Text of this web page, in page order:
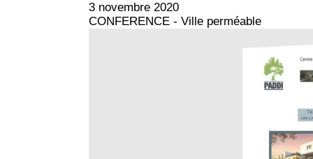
3 novembre 2020
CONFERENCE - Ville perméable